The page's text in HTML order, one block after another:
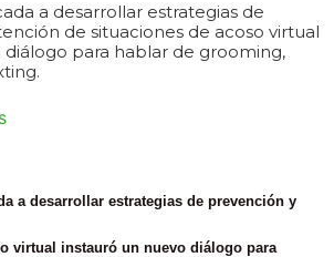
a desarrollar estrategias de
de situaciones de acoso virtual
para hablar de grooming,
a desarrollar estrategias de prevención y
virtual instauró un nuevo diálogo para